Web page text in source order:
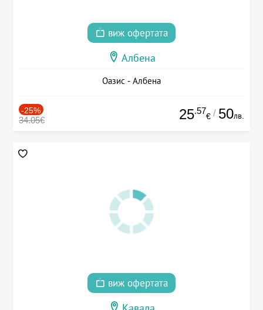
виж офертата
Албена
Оазис - Албена
-25%
34.05€ 25.57
€ / 50лв.
виж офертата